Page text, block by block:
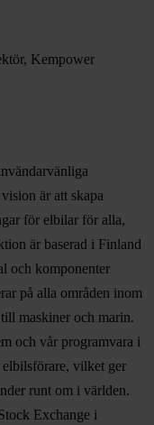
Kempower
är att skapa
för elbilar för alla,
är baserad i Finland
och komponenter
på alla områden inom
maskiner och marin.
och vår programvara i
vilket ger
runt om i världen.
Exchange i